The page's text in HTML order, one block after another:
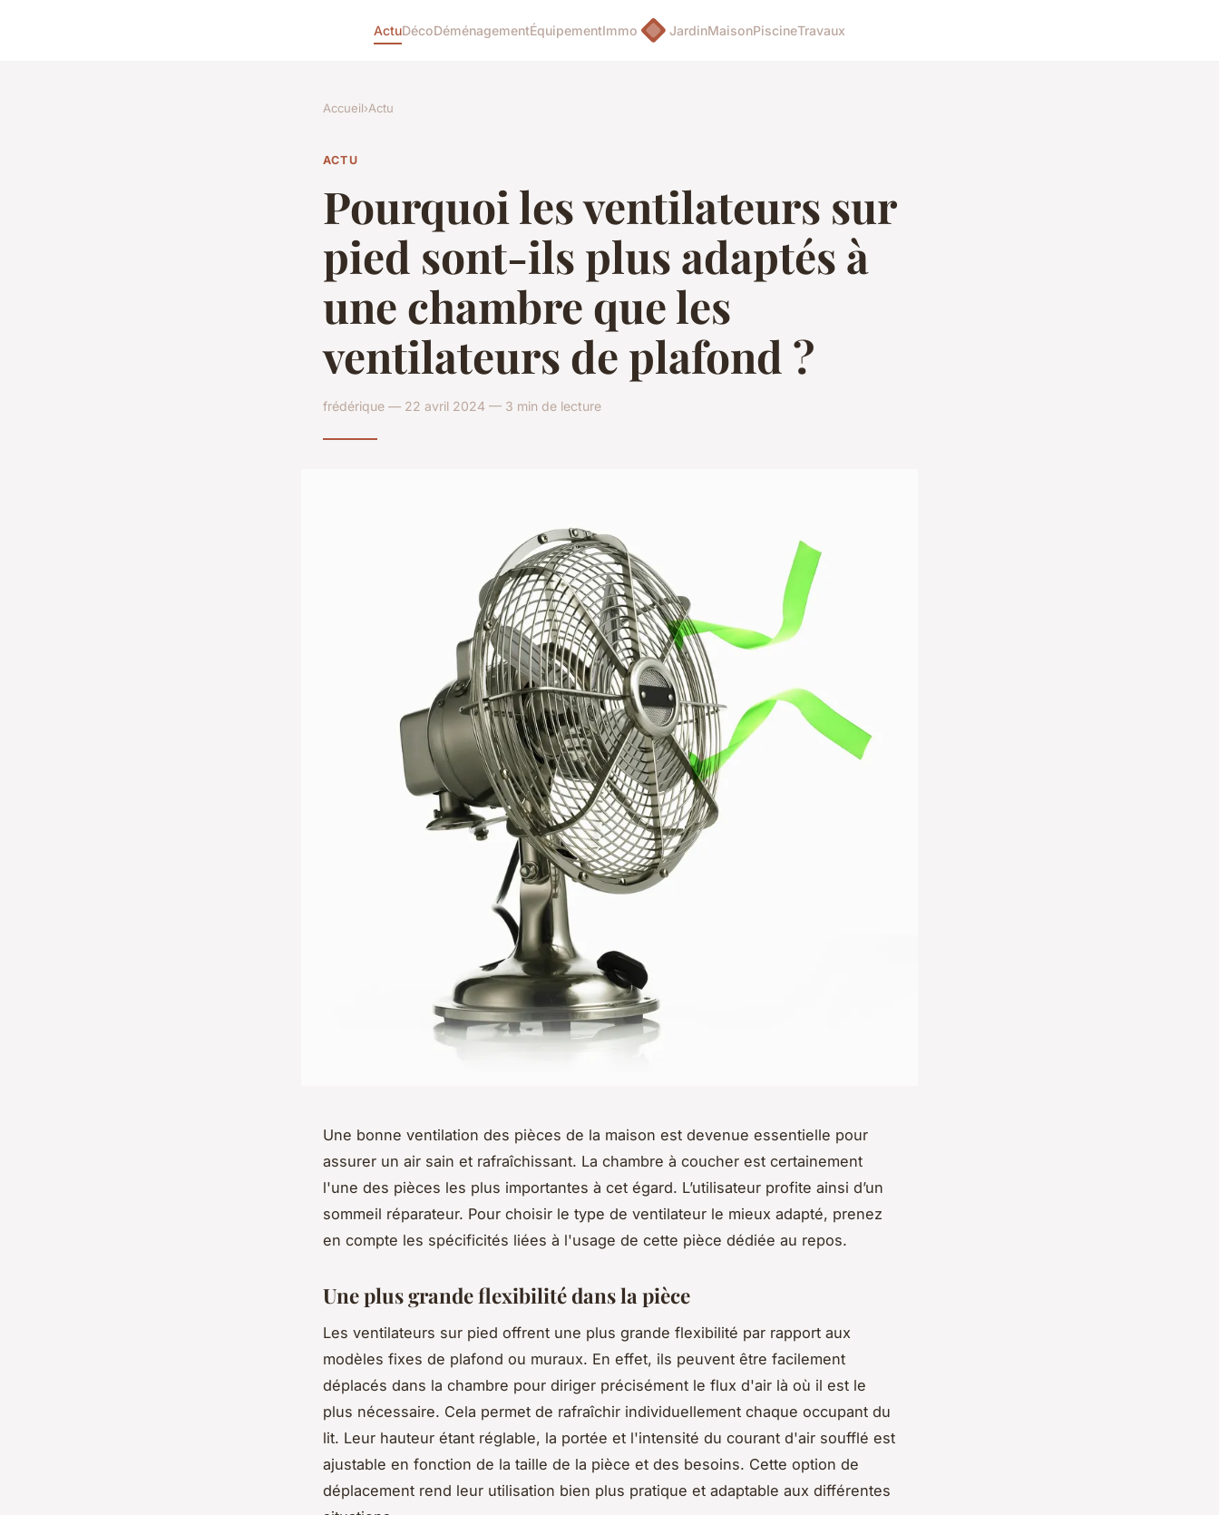
ActuDécoDéménagementÉquipementImmo JardinMaisonPiscineTravaux
Accueil›Actu
ACTU
Pourquoi les ventilateurs sur
pied sont-ils plus adaptés à
une chambre que les
ventilateurs de plafond ?
frédérique — 22 avril 2024 — 3 min de lecture
Une bonne ventilation des pièces de la maison est devenue essentielle pour
assurer un air sain et rafraîchissant. La chambre à coucher est certainement
l'une des pièces les plus importantes à cet égard. L’utilisateur profite ainsi d’un
sommeil réparateur. Pour choisir le type de ventilateur le mieux adapté, prenez
en compte les spécificités liées à l'usage de cette pièce dédiée au repos.
Une plus grande flexibilité dans la pièce
Les ventilateurs sur pied offrent une plus grande flexibilité par rapport aux
modèles fixes de plafond ou muraux. En effet, ils peuvent être facilement
déplacés dans la chambre pour diriger précisément le flux d'air là où il est le
plus nécessaire. Cela permet de rafraîchir individuellement chaque occupant du
lit. Leur hauteur étant réglable, la portée et l'intensité du courant d'air soufflé est
ajustable en fonction de la taille de la pièce et des besoins. Cette option de
déplacement rend leur utilisation bien plus pratique et adaptable aux différentes